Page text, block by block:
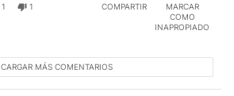
1 1 COMPARTIR
MARCAR
COMO
INAPROPIADO
CARGAR MÁS COMENTARIOS